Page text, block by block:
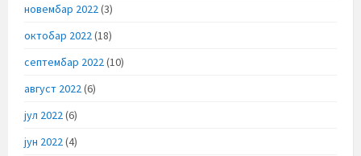
новембар 2022(3)
октобар 2022(18)
септембар 2022(10)
август 2022(6)
јул 2022(6)
јун 2022(4)